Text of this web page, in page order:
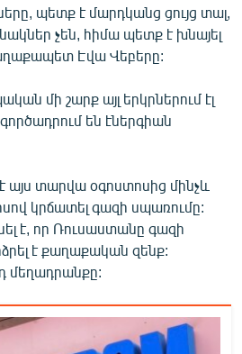
պետք է մարդկանց ցույց տալ,
չեն, հիմա պետք է խնայել
Էվա Վեբերը:
մի շարք այլ երկրներում էլ
են էներգիան
է այս տարվա օգոստոսից մինչև
կրճատել գազի սպառումը:
է, որ Ռուսաստանը գազի
է քաղաքական զենք:
մեղադրանքը: